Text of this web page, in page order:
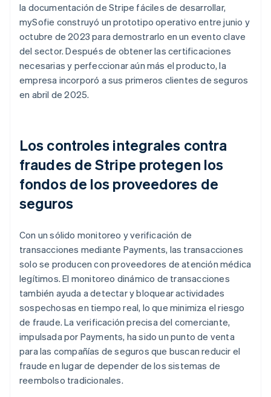
la documentación de Stripe fáciles de desarrollar,
mySofie construyó un prototipo operativo entre junio y
octubre de 2023 para demostrarlo en un evento clave
del sector. Después de obtener las certificaciones
necesarias y perfeccionar aún más el producto, la
empresa incorporó a sus primeros clientes de seguros
en abril de 2025.
Los controles integrales contra
fraudes de Stripe protegen los
fondos de los proveedores de
seguros
Con un sólido monitoreo y verificación de
transacciones mediante Payments, las transacciones
solo se producen con proveedores de atención médica
legítimos. El monitoreo dinámico de transacciones
también ayuda a detectar y bloquear actividades
sospechosas en tiempo real, lo que minimiza el riesgo
de fraude. La verificación precisa del comerciante,
impulsada por Payments, ha sido un punto de venta
para las compañías de seguros que buscan reducir el
fraude en lugar de depender de los sistemas de
reembolso tradicionales.